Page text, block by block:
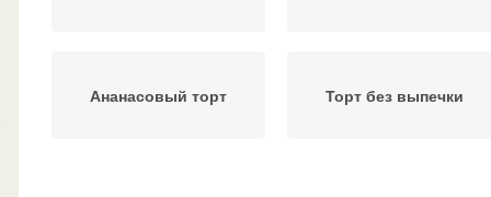
Ананасовый торт Торт без выпечки